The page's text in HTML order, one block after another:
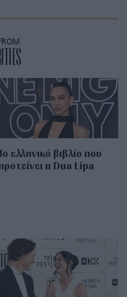
ελληνικό βιβλίο που
η Dua Lipa